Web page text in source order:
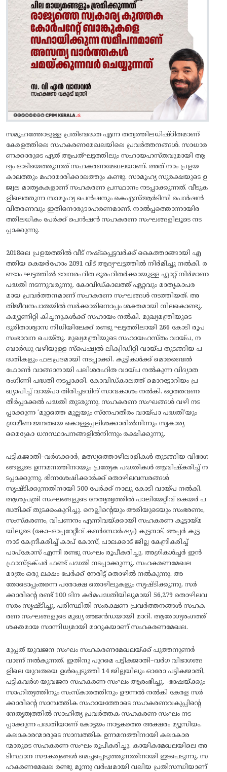
സമൂഹത്തോടുള്ള പ്രതിബദ്ധത എന്ന തത്വത്തിലധിഷ്ഠിതമാണ്
കേരളത്തിലെ സഹകരണമേഖലയിലെ പ്രവർത്തനങ്ങൾ. സാധാര
ണക്കാരുടെ ഏത് ആപത്ഘട്ടത്തിലും സഹായഹസ്തവുമായി ആ
ദ്യം ഓടിയെത്തുന്നത് സഹകരണമേഖലയാണ്. അത് നാം പ്രളയ
കാലത്തും മഹാമാരിക്കാലത്തും കണ്ടു. സാമൂഹ്യ സുരക്ഷയുടെ ഉ
ജ്വല മാതൃകകളാണ് സഹകരണ പ്രസ്ഥാനം നടപ്പാക്കുന്നത്. വീടുക
ളിലെത്തുന്ന സാമൂഹ്യ പെൻഷനും കെഎസ്‌ആർടിസി പെൻഷൻ
വിതരണവും ഇതിനൊരുദാഹരണമാണ്. നാൽപ്പത്തൊന്നായിര
ത്തിലധികം പേർക്ക് പെൻഷൻ സഹകരണ സംഘങ്ങളിലൂടെ നട
പ്പാക്കുന്നു.
2018ലെ പ്രളയത്തിൽ വീട് നഷ്ടപ്പെട്ടവർക്ക് കൈത്താങ്ങായി എ
ത്തിയ കെയർഹോം 2091 വീട്‌ ആദ്യഘട്ടത്തിൽ നിർമിച്ചു നൽകി. ര
ണ്ടാം ഘട്ടത്തിൽ ഭവനരഹിത ഭൂരഹിതർക്കായുള്ള ഫ്ലാറ്റ് നിർമാണ
പദ്ധതി നടന്നുവരുന്നു. കോവിഡ്കാലത്ത്‌ ഏറ്റവും മാതൃകാപര
മായ പ്രവർത്തനമാണ് സഹകരണ സംഘങ്ങൾ നടത്തിയത്. അ
തിജീവനപാതയിൽ സർക്കാരിനൊപ്പം ശക്തമായി നിലകൊണ്ടു.
കമ്യൂണിറ്റി കിച്ചനുകൾക്ക് സഹായം നൽകി. മുഖ്യമന്ത്രിയുടെ
ദുരിതാശ്വാസ നിധിയിലേക്ക് രണ്ടു ഘട്ടത്തിലായി 266 കോടി രൂപ
സംഭാവന ചെയ്തു. മുഖ്യമന്ത്രിയുടെ സഹായഹസ്തം വായ്പ, ന
ബാർഡു വഴിയുള്ള സ്പെഷ്യൽ ലിക്വിഡിറ്റി വായ്പ തുടങ്ങിയ പ
ദ്ധതികളും ഫലപ്രദമായി നടപ്പാക്കി. കുട്ടികൾക്ക് മൊബൈൽ
ഫോൺ വാങ്ങാനായി പലിശരഹിത വായ്പ നൽകുന്ന വിദ്യാത
രംഗിണി പദ്ധതി നടപ്പാക്കി. കോവിഡ്കാലത്ത് മൊറട്ടോറിയം പ്ര
ഖ്യാപിച്ച് വായ്‌പാ തിരിച്ചടവിന് സാവകാശം നൽകി. ഒറ്റത്തവണ
തീർപ്പാക്കൽ പദ്ധതി തുടരുന്നു. സഹകരണ സംഘങ്ങൾ വഴി നട
പ്പാക്കുന്ന ‘മുറ്റത്തെ മുല്ലയും സ്നേഹതീരം വായ്പാ പദ്ധതി’യും
ഗ്രാമീണ ജനതയെ കൊള്ളപ്പലിശക്കാരിൽനിന്നും സ്വകാര്യ
മൈക്രോ ധനസ്ഥാപനങ്ങളിൽനിന്നും രക്ഷിക്കുന്നു.
പട്ടികജാതി–വർഗക്കാർ, മത്സ്യത്തൊഴിലാളികൾ തുടങ്ങിയ വിഭാഗ
ങ്ങളുടെ ഉന്നമനത്തിനായും പ്രത്യേക പദ്ധതികൾ ആവിഷ്‌കരിച്ച് ന
ടപ്പാക്കുന്നു. ഭിന്നശേഷിക്കാർക്ക് തൊഴിലവസരങ്ങൾ
സൃഷ്ടിക്കുന്നതിനായി 500 പേർക്ക് നാലു കോടി വായ്പ നൽകി.
ആശുപത്രി സംഘങ്ങളുടെ നേതൃത്വത്തിൽ പാലിയേറ്റീവ് കെയർ പ
ദ്ധതിക്ക് തുടക്കംകുറിച്ചു. നെല്ലിന്റെയും അരിയുടെയും സംഭരണം,
സംസ്കരണം, വിപണനം എന്നിവയ്ക്കായി സഹകരണ കൂട്ടായ്മ
യിലൂടെ (കോ–ഓപ്പറേറ്റീവ് കൺസോർഷ്യം) കുട്ടനാട്, അപ്പർ കുട്ട
നാട് കേന്ദ്രീകരിച്ച് കാപ് കോസ്, പാലക്കാട് ജില്ല കേന്ദ്രീകരിച്ച്
പാപ്കോസ് എന്നീ രണ്ടു സംഘം രൂപീകരിച്ചു. അഗ്രികൾച്ചർ ഇൻ
ഫ്രാസ്ട്രക്ചർ ഫണ്ട് പദ്ധതി നടപ്പാക്കുന്നു. സഹകരണമേഖല
മാത്രം ഒരു ലക്ഷം പേർക്ക് നേരിട്ട് തൊഴിൽ നൽകുന്നു. അ
തോടൊപ്പംതന്നെ പരോക്ഷ തൊഴിലുകളും സൃഷ്ടിക്കുന്നു. സർ
ക്കാരിന്റെ രണ്ട് 100 ദിന കർമപദ്ധതിയിലുമായി 56,279 തൊഴിലവ
സരം സൃഷ്ടിച്ചു. പരിസ്ഥിതി സംരക്ഷണ പ്രവർത്തനങ്ങൾ സഹക
രണ സംഘങ്ങളുടെ മുഖ്യ അജൻഡയായി മാറി. ആരോഗ്യരംഗത്ത്
ശക്തമായ സാന്നിധ്യമായി മാറുകയാണ് സഹകരണമേഖല.
മുപ്പത്‌ യുവജന സംഘം സഹകരണമേഖലയ്‌ക്ക് പുത്തനുണർ
വാണ് നൽകുന്നത്. ഇതിനു പുറമെ പട്ടികജാതി–വർഗ വിഭാഗങ്ങ
ളിലെ യുവതയെ ഉൾപ്പെടുത്തി 14 ജില്ലയിലും ഓരോ പട്ടികജാതി,
പട്ടികവർഗ യുവജന സഹകരണ സംഘം ആരംഭിച്ചു. -ഭാഷയ്ക്കും
സാഹിത്യത്തിനും സംസ്കാരത്തിനും ഊന്നൽ നൽകി കേരള സർ
ക്കാരിന്റെ സാമ്പത്തിക സഹായത്തോടെ സഹകരണവകുപ്പിന്റെ
നേതൃത്വത്തിൽ സാഹിത്യ പ്രവർത്തക സഹകരണ സംഘം നട
പ്പാക്കുന്ന പദ്ധതിയാണ് കോട്ടയം നാട്ടകത്തെ അക്ഷരം മ്യൂസിയം.
കലാകാരന്മാരുടെ സാമ്പത്തിക ഉന്നമനത്തിനായി കലാകാര
ന്മാരുടെ സഹകരണ സംഘം രൂപീകരിച്ചു. കായികമേഖലയിലെ അ
ടിസ്ഥാന സൗകര്യങ്ങൾ മെച്ചപ്പെടുത്തുന്നതിനായി ഇടപെടുന്നു. സ
ഹകരണമേഖല രണ്ടു മൂന്നു വർഷമായി വലിയ പ്രതിസന്ധിയാണ്